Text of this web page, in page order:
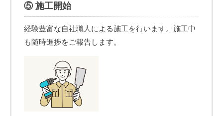
⑤ 施工開始
経験豊富な自社職人による施工を行います。施工中
も随時進捗をご報告します。